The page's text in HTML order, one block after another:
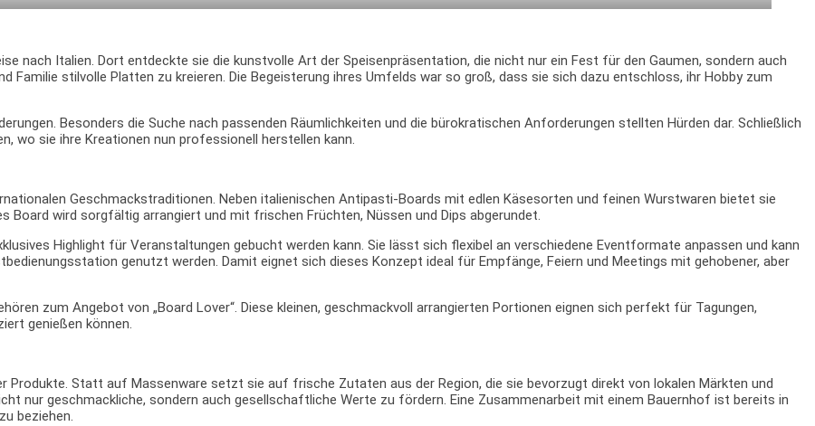
nach Italien. Dort entdeckte sie die kunstvolle Art der Speisenpräsentation, die nicht nur ein Fest für den Gaumen, sondern auch
Familie stilvolle Platten zu kreieren. Die Begeisterung ihres Umfelds war so groß, dass sie sich dazu entschloss, ihr Hobby zum
Besonders die Suche nach passenden Räumlichkeiten und die bürokratischen Anforderungen stellten Hürden dar. Schließlich
wo sie ihre Kreationen nun professionell herstellen kann.
Geschmackstraditionen. Neben italienischen Antipasti-Boards mit edlen Käsesorten und feinen Wurstwaren bietet sie
wird sorgfältig arrangiert und mit frischen Früchten, Nüssen und Dips abgerundet.
Highlight für Veranstaltungen gebucht werden kann. Sie lässt sich flexibel an verschiedene Eventformate anpassen und kann
genutzt werden. Damit eignet sich dieses Konzept ideal für Empfänge, Feiern und Meetings mit gehobener, aber
zum Angebot von „Board Lover“. Diese kleinen, geschmackvoll arrangierten Portionen eignen sich perfekt für Tagungen,
genießen können.
Produkte. Statt auf Massenware setzt sie auf frische Zutaten aus der Region, die sie bevorzugt direkt von lokalen Märkten und
nur geschmackliche, sondern auch gesellschaftliche Werte zu fördern. Eine Zusammenarbeit mit einem Bauernhof ist bereits in
beziehen.